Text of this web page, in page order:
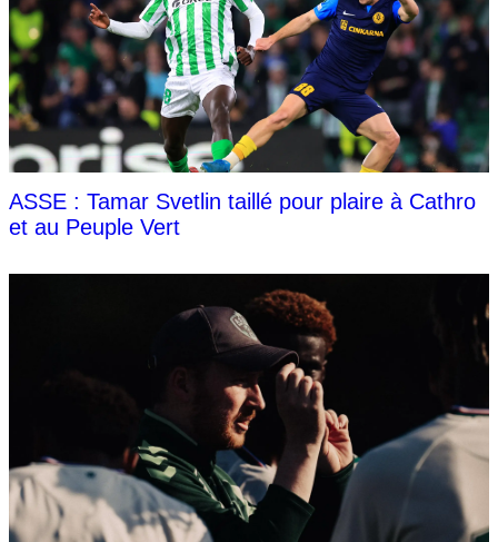
ASSE : Tamar Svetlin taillé pour plaire à Cathro
et au Peuple Vert